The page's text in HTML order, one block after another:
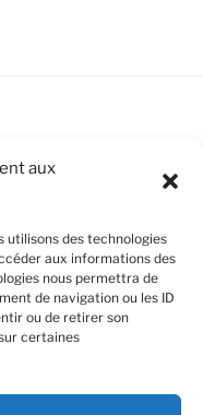
aux
utilisons des technologies
aux informations des
nous permettra de
de navigation ou les ID
ou de retirer son
certaines